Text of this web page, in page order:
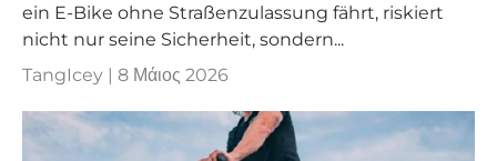
ein E-Bike ohne Straßenzulassung fährt, riskiert
nicht nur seine Sicherheit, sondern...
TangIcey | 8 Μάιος 2026